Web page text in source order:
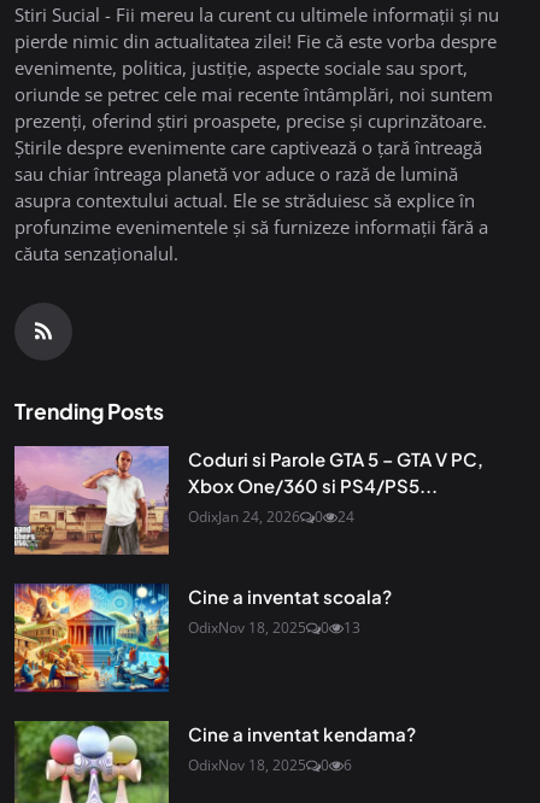
Stiri Sucial - Fii mereu la curent cu ultimele informații și nu
pierde nimic din actualitatea zilei! Fie că este vorba despre
evenimente, politica, justiție, aspecte sociale sau sport,
oriunde se petrec cele mai recente întâmplări, noi suntem
prezenți, oferind știri proaspete, precise și cuprinzătoare.
Știrile despre evenimente care captivează o țară întreagă
sau chiar întreaga planetă vor aduce o rază de lumină
asupra contextului actual. Ele se străduiesc să explice în
profunzime evenimentele și să furnizeze informații fără a
căuta senzaționalul.
Trending Posts
Coduri si Parole GTA 5 – GTA V PC,
Xbox One/360 si PS4/PS5...
OdixJan 24, 2026 0 24
Cine a inventat scoala?
OdixNov 18, 2025 0 13
Cine a inventat kendama?
OdixNov 18, 2025 0 6